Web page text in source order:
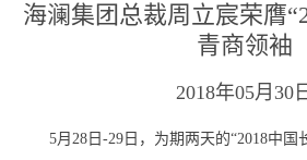
海澜集团总裁周立宸荣膺
青商领袖
2018年05月30
5月28日-29日，为期两天的“2018中国